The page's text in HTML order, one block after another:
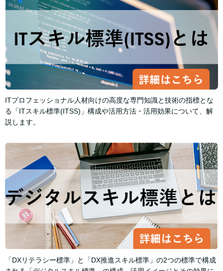
ITプロフェッショナル人材向けの高度な専門知識と技術の指標とな
る「ITスキル標準(ITSS)」構成や活用方法・活用効果について、解
説します。
「DXリテラシー標準」と「DX推進スキル標準」の2つの標準で構成